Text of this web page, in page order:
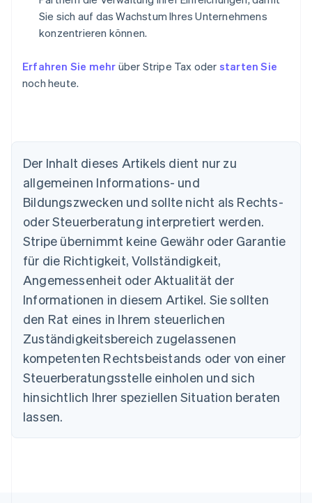
Sie sich auf das Wachstum Ihres Unternehmens
konzentrieren können.
Erfahren Sie mehr über Stripe Tax oder starten Sie
noch heute.
Der Inhalt dieses Artikels dient nur zu
allgemeinen Informations- und
Bildungszwecken und sollte nicht als Rechts-
oder Steuerberatung interpretiert werden.
Stripe übernimmt keine Gewähr oder Garantie
für die Richtigkeit, Vollständigkeit,
Angemessenheit oder Aktualität der
Informationen in diesem Artikel. Sie sollten
den Rat eines in Ihrem steuerlichen
Zuständigkeitsbereich zugelassenen
kompetenten Rechtsbeistands oder von einer
Steuerberatungsstelle einholen und sich
hinsichtlich Ihrer speziellen Situation beraten
lassen.
Australien
English
Belgien
NederlandsFrançais DeutschEnglish
Brasilien
Bulgarien
English
Dänemark
English
Deutschland
DeutschEnglish
English
Festlandchina